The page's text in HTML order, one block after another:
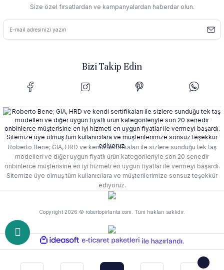
Size özel fırsatlardan ve kampanyalardan haberdar olun.
Bizi Takip Edin
Roberto Bene; GIA, HRD ve kendi sertifikaları ile sizlere sunduğu tek taş
modelleri ve diğer uygun fiyatlı ürün kategorileriyle son 20 senedir
onbinlerce müşterisine en iyi hizmeti en uygun fiyatlar ile vermeyi başardı.
Sitemize üye olmuş tüm kullanıcılara ve müşterilerimize sonsuz teşekkür
ediyoruz.
Copyright 2026 © robertopirlanta.com. Tüm hakları saklıdır.
ideasoft
e-
ticaret
hazırlandı.